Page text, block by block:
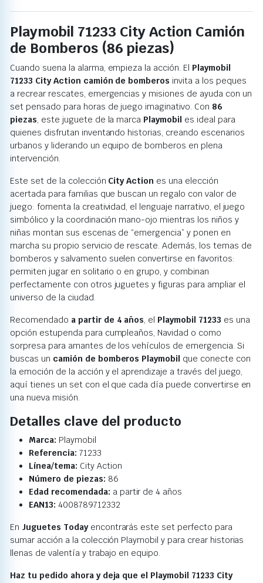
Playmobil 71233 City Action Camión
de Bomberos (86 piezas)
Cuando suena la alarma, empieza la acción. El Playmobil
71233 City Action camión de bomberos invita a los peques
a recrear rescates, emergencias y misiones de ayuda con un
set pensado para horas de juego imaginativo. Con 86
piezas, este juguete de la marca Playmobil es ideal para
quienes disfrutan inventando historias, creando escenarios
urbanos y liderando un equipo de bomberos en plena
intervención.
Este set de la colección City Action es una elección
acertada para familias que buscan un regalo con valor de
juego: fomenta la creatividad, el lenguaje narrativo, el juego
simbólico y la coordinación mano-ojo mientras los niños y
niñas montan sus escenas de “emergencia” y ponen en
marcha su propio servicio de rescate. Además, los temas de
bomberos y salvamento suelen convertirse en favoritos:
permiten jugar en solitario o en grupo, y combinan
perfectamente con otros juguetes y figuras para ampliar el
universo de la ciudad.
Recomendado a partir de 4 años, el Playmobil 71233 es una
opción estupenda para cumpleaños, Navidad o como
sorpresa para amantes de los vehículos de emergencia. Si
buscas un camión de bomberos Playmobil que conecte con
la emoción de la acción y el aprendizaje a través del juego,
aquí tienes un set con el que cada día puede convertirse en
una nueva misión.
Detalles clave del producto
Marca: Playmobil
Referencia: 71233
Línea/tema: City Action
Número de piezas: 86
Edad recomendada: a partir de 4 años
EAN13: 4008789712332
En Juguetes Todayencontrarás este set perfecto para
sumar acción a la colección Playmobil y para crear historias
llenas de valentía y trabajo en equipo.
Haz tu pedido ahora y deja que el Playmobil 71233 City